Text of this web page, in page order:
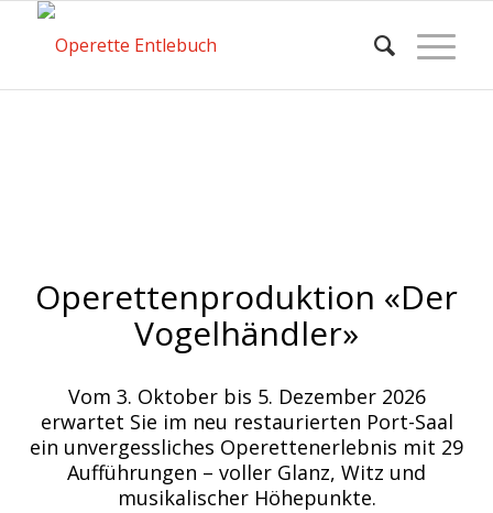
Operettenproduktion «Der
Vogelhändler»
Vom 3. Oktober bis 5. Dezember 2026
erwartet Sie im neu restaurierten Port-Saal
ein unvergessliches Operettenerlebnis mit 29
Aufführungen – voller Glanz, Witz und
musikalischer Höhepunkte.